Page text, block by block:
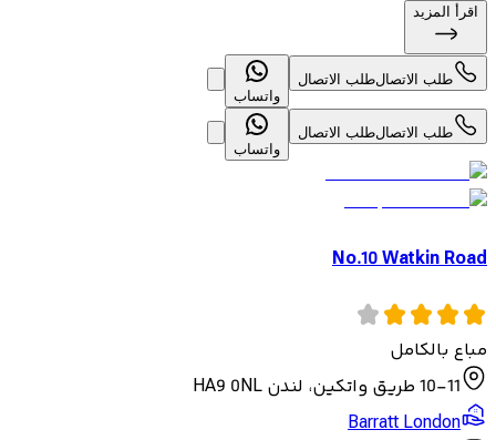
اقرأ المزيد
طلب الاتصالطلب الاتصال
واتساب
طلب الاتصالطلب الاتصال
واتساب
No.10 Watkin Road
مباع بالكامل
10-11 طريق واتكين، لندن HA9 0NL
Barratt London